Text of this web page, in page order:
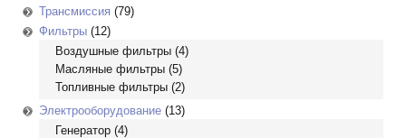
Трансмиссия (79)
Фильтры (12)
Воздушные фильтры (4)
Масляные фильтры (5)
Топливные фильтры (2)
Электрооборудование (13)
Генератор (4)